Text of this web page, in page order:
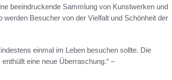
beeindruckende Sammlung von Kunstwerken und
Besucher von der Vielfalt und Schönheit der
einmal im Leben besuchen sollte. Die
eine neue Überraschung.“ –